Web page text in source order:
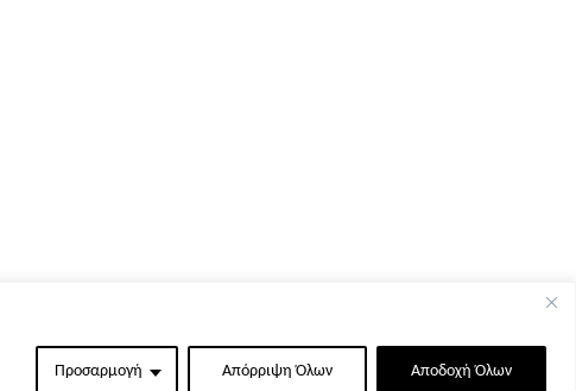
Προσαρμογή Απόρριψη Όλων Αποδοχή Όλων